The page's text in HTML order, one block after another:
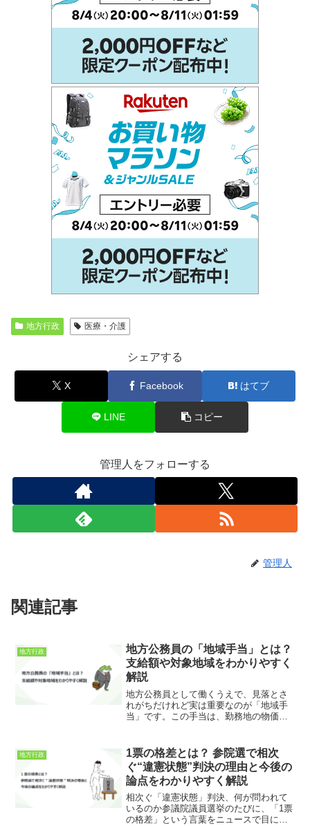
地方行政 医療・介護
シェアする
X Facebook はてブ
LINE コピー
管理人をフォローする
管理人
関連記事
地方行政
地方公務員の「地域手当」とは？
支給額や対象地域をわかりやすく
解説
地方公務員として働くうえで、見落とさ
れがちだけれど実は重要なのが「地域手
当」です。この手当は、勤務地の物価や
に大きな差があります。たとえば東京都
特別区では20％の支給率...
地方行政
1票の格差とは？ 参院選で相次
ぐ“違憲状態”判決の理由と今後の
論点をわかりやすく解説
相次ぐ「違憲状態」判決、何が問われて
いるのか参議院議員選挙のたびに、「1票
の格差」という言葉をニュースで目にす